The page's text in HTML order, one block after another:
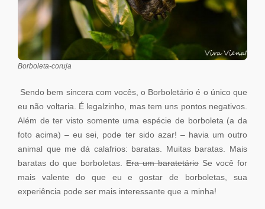
Borboleta-coruja
Sendo bem sincera com vocês, o Borboletário é o único que
eu não voltaria. É legalzinho, mas tem uns pontos negativos.
Além de ter visto somente uma espécie de borboleta (a da
foto acima) – eu sei, pode ter sido azar! – havia um outro
animal que me dá calafrios: baratas. Muitas baratas. Mais
baratas do que borboletas. Era um baratetário Se você for
mais valente do que eu e gostar de borboletas, sua
experiência pode ser mais interessante que a minha!